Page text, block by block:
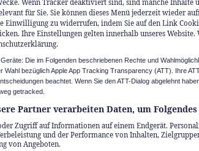
Wenn Tracker deaktiviert sind, sind manche Inhalte
für Sie. Sie können dieses Menü jederzeit wieder
Einwilligung zu widerrufen, indem Sie auf den Link
Ihre Einstellungen gelten innerhalb unseres
Die im Folgenden beschriebenen Rechte und
Wahl bezüglich Apple App Tracking Transparency (ATT). Ihre
beachtet. Wenn Sie den ATT-Dialog abgelehnt
getracked.
Partner verarbeiten Daten, um
Zugriff auf Informationen auf einem Endgerät.
und der Performance von Inhalten,
von Angeboten.